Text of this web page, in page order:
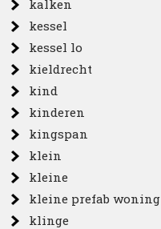
kalken
kessel
kessel lo
kieldrecht
kind
kinderen
kingspan
klein
kleine
kleine prefab woning
klinge